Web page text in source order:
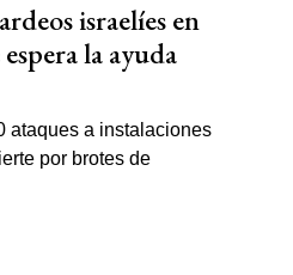
israelíes en
la ayuda